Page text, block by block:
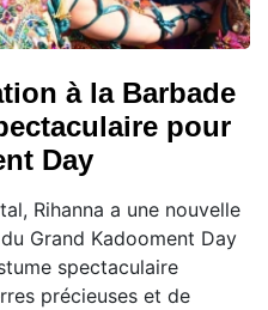
à la Barbade
pour
Day
Rihanna a une nouvelle
Grand Kadooment Day
spectaculaire
précieuses et de